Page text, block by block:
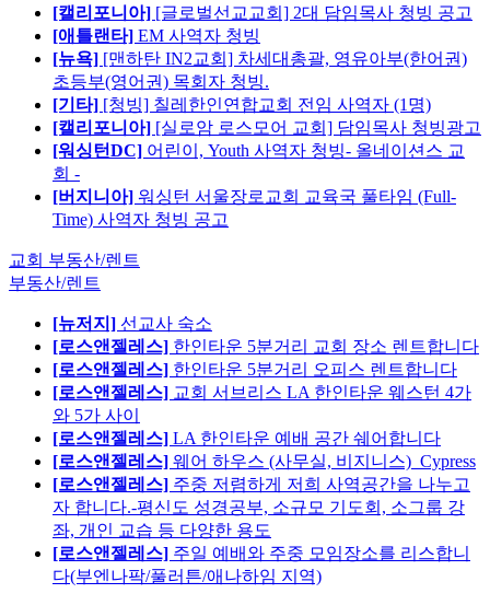
[캘리포니아] [글로벌선교교회] 2대 담임목사 청빙 공고
[애틀랜타] EM 사역자 청빙
[뉴욕] [맨하탄 IN2교회] 차세대총괄, 영유아부(한어권)
초등부(영어권) 목회자 청빙.
[기타] [청빙] 칠레한인연합교회 전임 사역자 (1명)
[캘리포니아] [실로암 로스모어 교회] 담임목사 청빙광고
[워싱턴DC] 어린이, Youth 사역자 청빙- 올네이션스 교
회 -
[버지니아] 워싱턴 서울장로교회 교육국 풀타임 (Full-
Time) 사역자 청빙 공고
교회 부동산/렌트
부동산/렌트
[뉴저지] 선교사 숙소
[로스앤젤레스] 한인타운 5분거리 교회 장소 렌트합니다
[로스앤젤레스] 한인타운 5분거리 오피스 렌트합니다
[로스앤젤레스] 교회 서브리스 LA 한인타운 웨스턴 4가
와 5가 사이
[로스앤젤레스] LA 한인타운 예배 공간 쉐어합니다
[로스앤젤레스] 웨어 하우스 (사무실, 비지니스)_Cypress
[로스앤젤레스] 주중 저렴하게 저희 사역공간을 나누고
자 합니다.-평신도 성경공부, 소규모 기도회, 소그룹 강
좌, 개인 교습 등 다양한 용도
[로스앤젤레스] 주일 예배와 주중 모임장소를 리스합니
다(부엔나팍/풀러튼/애나하임 지역)